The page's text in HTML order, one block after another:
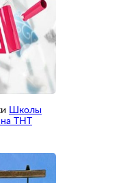
Школы
на ТНТ